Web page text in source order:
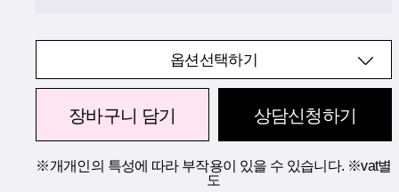
옵션선택하기
장바구니 담기 상담신청하기
※개개인의 특성에 따라 부작용이 있을 수 있습니다. ※vat별
도